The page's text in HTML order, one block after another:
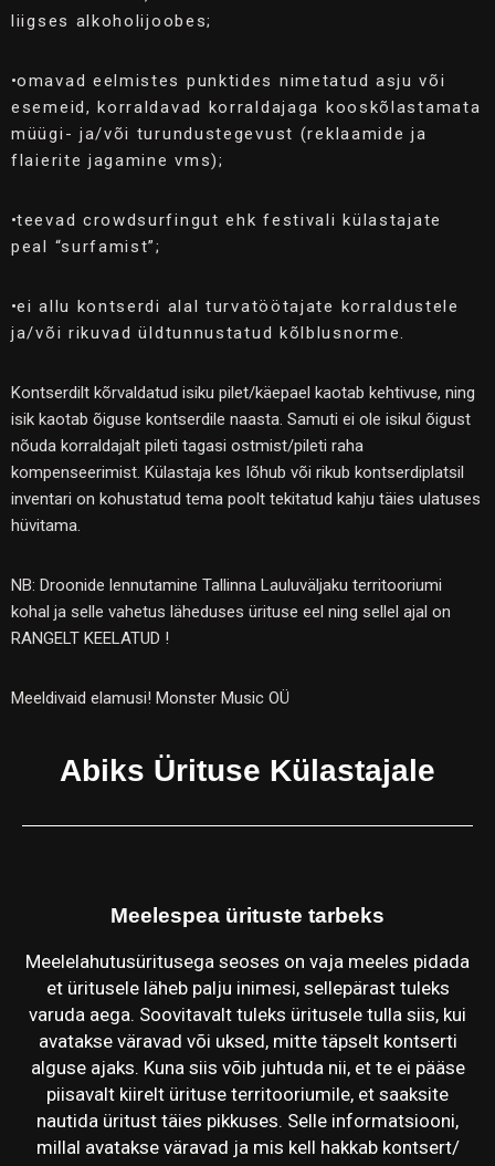
liigses alkoholijoobes;
•omavad eelmistes punktides nimetatud asju või
esemeid, korraldavad korraldajaga kooskõlastamata
müügi- ja/või turundustegevust (reklaamide ja
flaierite jagamine vms);
•teevad crowdsurfingut ehk festivali külastajate
peal “surfamist”;
•ei allu kontserdi alal turvatöötajate korraldustele
ja/või rikuvad üldtunnustatud kõlblusnorme.
Kontserdilt kõrvaldatud isiku pilet/käepael kaotab kehtivuse, ning
isik kaotab õiguse kontserdile naasta. Samuti ei ole isikul õigust
nõuda korraldajalt pileti tagasi ostmist/pileti raha
kompenseerimist. Külastaja kes Iõhub või rikub kontserdiplatsil
inventari on kohustatud tema poolt tekitatud kahju täies ulatuses
hüvitama.
NB: Droonide lennutamine Tallinna Lauluväljaku territooriumi
kohal ja selle vahetus läheduses ürituse eel ning sellel ajal on
RANGELT KEELATUD !
Meeldivaid elamusi! Monster Music OÜ
Abiks Ürituse Külastajale
Meelespea ürituste tarbeks
Meelelahutusüritusega seoses on vaja meeles pidada
et üritusele läheb palju inimesi, sellepärast tuleks
varuda aega. Soovitavalt tuleks üritusele tulla siis, kui
avatakse väravad või uksed, mitte täpselt kontserti
alguse ajaks. Kuna siis võib juhtuda nii, et te ei pääse
piisavalt kiirelt ürituse territooriumile, et saaksite
nautida üritust täies pikkuses. Selle informatsiooni,
millal avatakse väravad ja mis kell hakkab kontsert/